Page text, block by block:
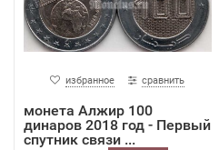
избранное сравнить
монета Алжир 100
динаров 2018 год - Первый
спутник связи ...